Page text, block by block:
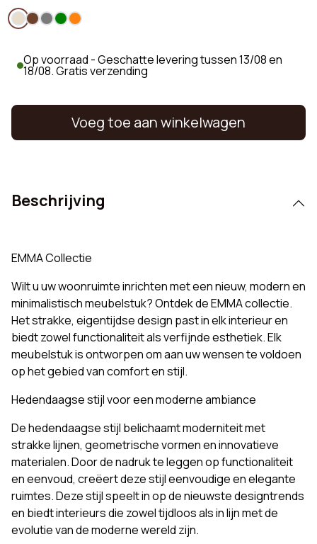
Op voorraad - Geschatte levering tussen 13/08 en
18/08. Gratis verzending
Voeg toe aan winkelwagen
Beschrijving
EMMA Collectie
Wilt u uw woonruimte inrichten met een nieuw, modern en
minimalistisch meubelstuk? Ontdek de EMMA collectie.
Het strakke, eigentijdse design past in elk interieur en
biedt zowel functionaliteit als verfijnde esthetiek. Elk
meubelstuk is ontworpen om aan uw wensen te voldoen
op het gebied van comfort en stijl.
Hedendaagse stijl voor een moderne ambiance
De hedendaagse stijl belichaamt moderniteit met
strakke lijnen, geometrische vormen en innovatieve
materialen. Door de nadruk te leggen op functionaliteit
en eenvoud, creëert deze stijl eenvoudige en elegante
ruimtes. Deze stijl speelt in op de nieuwste designtrends
en biedt interieurs die zowel tijdloos als in lijn met de
evolutie van de moderne wereld zijn.